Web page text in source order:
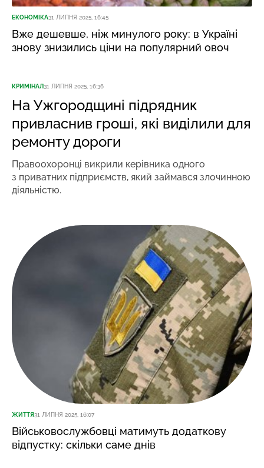
ЕКОНОМІКА31 ЛИПНЯ 2025, 16:45
Вже дешевше, ніж минулого року: в Україні
знову знизились ціни на популярний овоч
КРИМІНАЛ31 ЛИПНЯ 2025, 16:36
На Ужгородщині підрядник
привласнив гроші, які виділили для
ремонту дороги
Правоохоронці викрили керівника одного
з приватних підприємств, який займався злочинною
діяльністю.
ЖИТТЯ31 ЛИПНЯ 2025, 16:07
Військовослужбовці матимуть додаткову
відпустку: скільки саме днів